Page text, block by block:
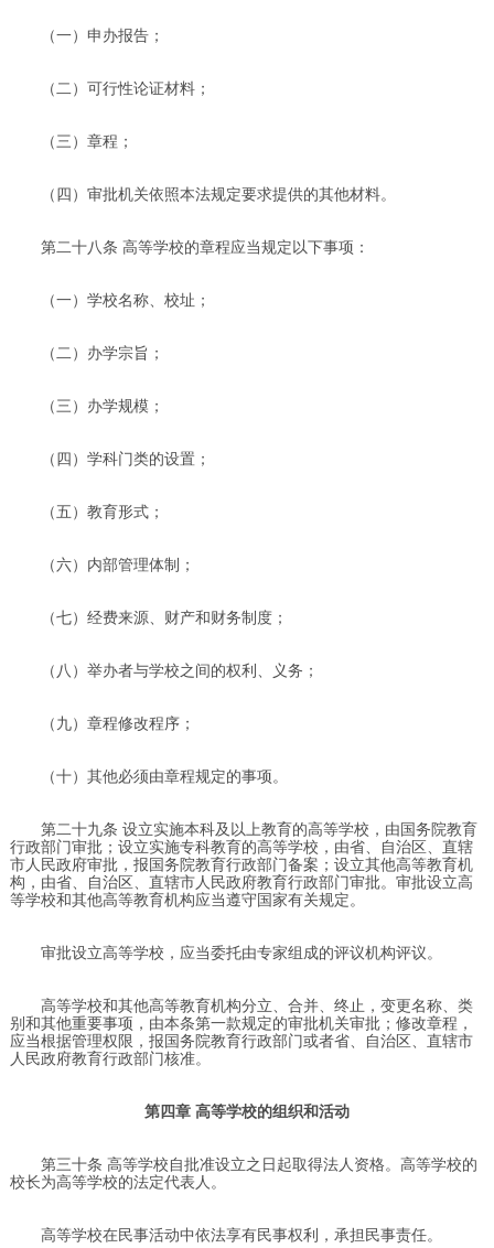
（一）申办报告；
（二）可行性论证材料；
（三）章程；
（四）审批机关依照本法规定要求提供的其他材料。
第二十八条 高等学校的章程应当规定以下事项：
（一）学校名称、校址；
（二）办学宗旨；
（三）办学规模；
（四）学科门类的设置；
（五）教育形式；
（六）内部管理体制；
（七）经费来源、财产和财务制度；
（八）举办者与学校之间的权利、义务；
（九）章程修改程序；
（十）其他必须由章程规定的事项。
第二十九条 设立实施本科及以上教育的高等学校，由国务院教育
行政部门审批；设立实施专科教育的高等学校，由省、自治区、直辖
市人民政府审批，报国务院教育行政部门备案；设立其他高等教育机
构，由省、自治区、直辖市人民政府教育行政部门审批。审批设立高
等学校和其他高等教育机构应当遵守国家有关规定。
审批设立高等学校，应当委托由专家组成的评议机构评议。
高等学校和其他高等教育机构分立、合并、终止，变更名称、类
别和其他重要事项，由本条第一款规定的审批机关审批；修改章程，
应当根据管理权限，报国务院教育行政部门或者省、自治区、直辖市
人民政府教育行政部门核准。
第四章 高等学校的组织和活动
第三十条 高等学校自批准设立之日起取得法人资格。高等学校的
校长为高等学校的法定代表人。
高等学校在民事活动中依法享有民事权利，承担民事责任。